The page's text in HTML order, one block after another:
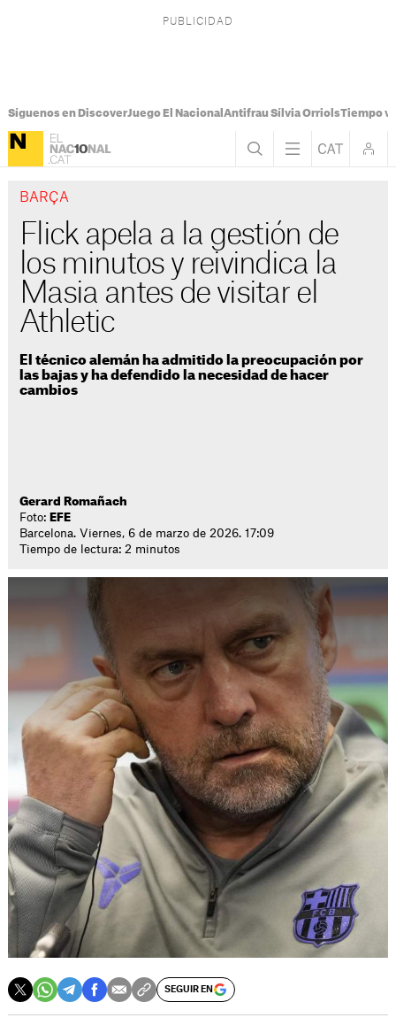
Síguenos en DiscoverJuego El Nacional Antifrau Sílvia OrriolsTiempo
BARÇA
Flick apela a la gestión de
los minutos y reivindica la
Masia antes de visitar el
Athletic
El técnico alemán ha admitido la preocupación por
las bajas y ha defendido la necesidad de hacer
cambios
Gerard Romañach
Foto: EFE
Barcelona. Viernes, 6 de marzo de 2026. 17:09
Tiempo de lectura: 2 minutos
SEGUIR EN